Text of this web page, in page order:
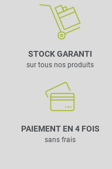
STOCK GARANTI
sur tous nos produits
PAIEMENT EN 4 FOIS
sans frais